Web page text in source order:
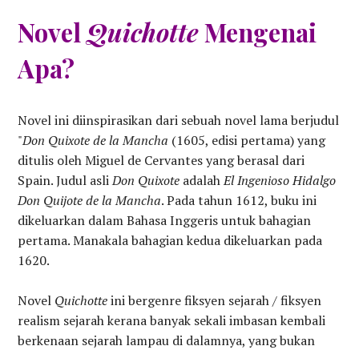
NovelQuichotteMengenai
Apa?
Novel ini diinspirasikan dari sebuah novel lama berjudul
"Don Quixote de la Mancha (1605, edisi pertama) yang
ditulis oleh Miguel de Cervantes yang berasal dari
Spain. Judul asliDon Quixote adalahEl Ingenioso Hidalgo
Don Quijote de la Mancha. Pada tahun 1612, buku ini
dikeluarkan dalam Bahasa Inggeris untuk bahagian
pertama. Manakala bahagian kedua dikeluarkan pada
1620.
Novel Quichotteini bergenre fiksyen sejarah / fiksyen
realism sejarah kerana banyak sekali imbasan kembali
berkenaan sejarah lampau di dalamnya, yang bukan